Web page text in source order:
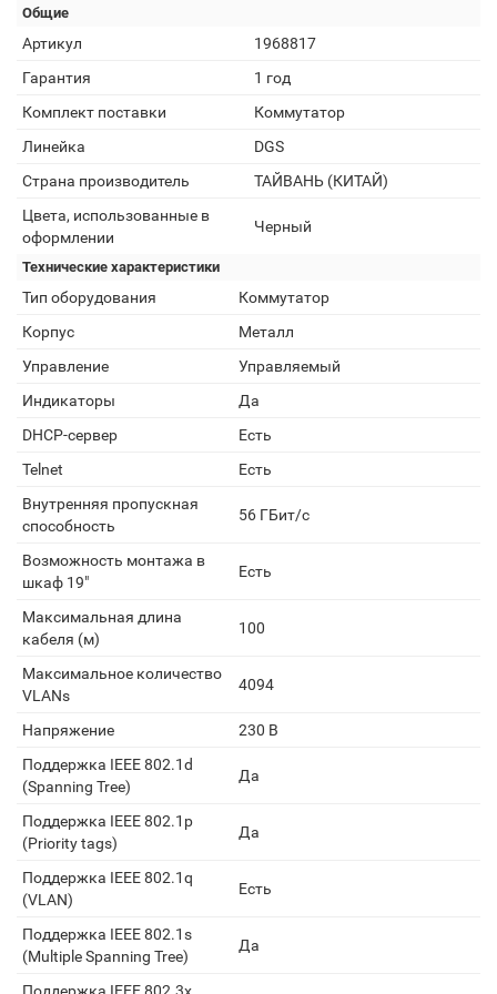
Общие
Артикул
1968817
Гарантия
1 год
Комплект поставки
Коммутатор
Линейка
DGS
Страна производитель
ТАЙВАНЬ (КИТАЙ)
Цвета, использованные в
оформлении
Черный
Технические характеристики
Тип оборудования
Коммутатор
Корпус
Металл
Управление
Управляемый
Индикаторы
Да
DHCP-сервер
Есть
Telnet
Есть
Внутренняя пропускная
способность
56 ГБит/с
Возможность монтажа в
шкаф 19"
Есть
Максимальная длина
кабеля (м)
100
Максимальное количество
VLANs
4094
Напряжение
230 В
Поддержка IEEE 802.1d
(Spanning Tree)
Да
Поддержка IEEE 802.1p
(Priority tags)
Да
Поддержка IEEE 802.1q
(VLAN)
Есть
Поддержка IEEE 802.1s
(Multiple Spanning Tree)
Да